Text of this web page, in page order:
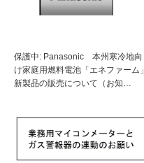
保護中: Panasonic 本州寒冷地向
け家庭用燃料電池「エネファーム」
新製品の販売について（お知…